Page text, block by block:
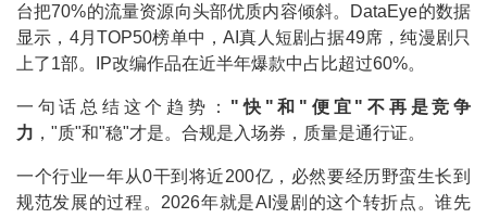
台把70%的流量资源向头部优质内容倾斜。DataEye的数据
显示，4月TOP50榜单中，AI真人短剧占据49席，纯漫剧只
上了1部。IP改编作品在近半年爆款中占比超过60%。
一句话总结这个趋势： "快"和"便宜"不再是竞争
力 ，"质"和"稳"才是。合规是入场券，质量是通行证。
一个行业一年从0干到将近200亿，必然要经历野蛮生长到
规范发展的过程。2026年就是AI漫剧的这个转折点。谁先